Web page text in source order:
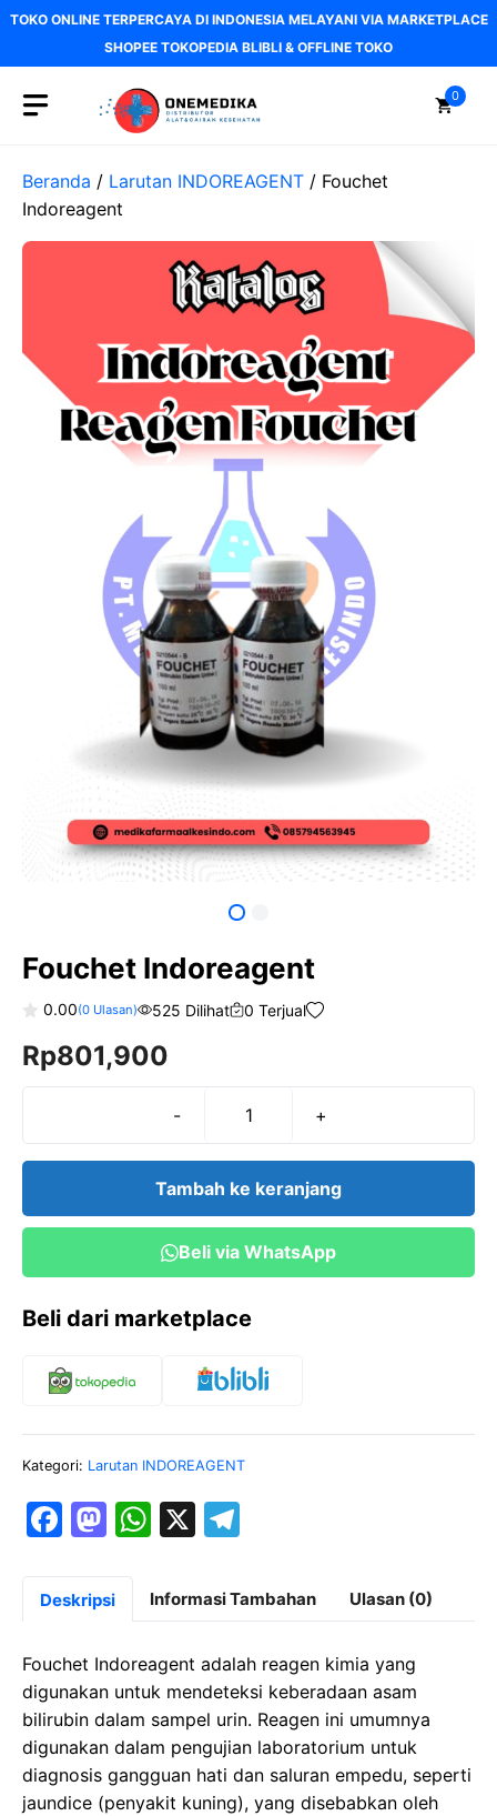
Langsung
isi
TOKO ONLINE TERPERCAYA DI INDONESIA MELAYANI VIA MARKETPLACE
SHOPEE TOKOPEDIA BLIBLI & OFFLINE TOKO
0
Beranda / Larutan INDOREAGENT / Fouchet
Indoreagent
Fouchet Indoreagent
o
u
0.00(0Ulasan) 525 Dilihat 0 Terjual
Rp801,900
-
Kuantitas
Indoreagent
+
Tambah ke keranjang
Beli via WhatsApp
Beli dari marketplace
Kategori: Larutan INDOREAGENT
F
c
b
o
o
k
M
st
d
o
n
W
at
s
A
p
p
X
e
gr
a
m
Deskripsi Informasi Tambahan Ulasan (0)
Fouchet Indoreagent adalah reagen kimia yang
digunakan untuk mendeteksi keberadaan asam
bilirubin dalam sampel urin. Reagen ini umumnya
digunakan dalam pengujian laboratorium untuk
diagnosis gangguan hati dan saluran empedu, seperti
jaundice (penyakit kuning), yang disebabkan oleh